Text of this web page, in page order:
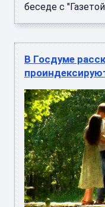
беседе с
В Госдуме